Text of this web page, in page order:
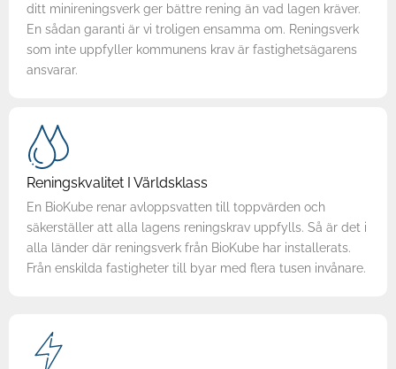
ditt minireningsverk ger bättre rening än vad lagen kräver.
En sådan garanti är vi troligen ensamma om. Reningsverk
som inte uppfyller kommunens krav är fastighetsägarens
ansvarar.
Reningskvalitet I Världsklass
En BioKube renar avloppsvatten till toppvärden och
säkerställer att alla lagens reningskrav uppfylls. Så är det i
alla länder där reningsverk från BioKube har installerats.
Från enskilda fastigheter till byar med flera tusen invånare.